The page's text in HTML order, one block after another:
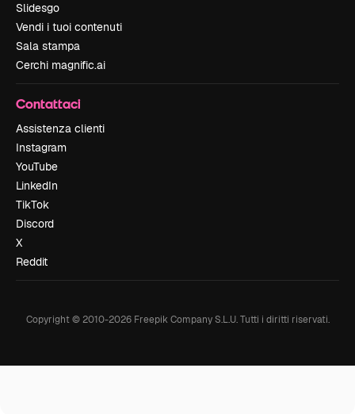
Slidesgo
Vendi i tuoi contenuti
Sala stampa
Cerchi magnific.ai
Contattaci
Assistenza clienti
Instagram
YouTube
LinkedIn
TikTok
Discord
X
Reddit
Copyright © 2010-2026Freepik Company S.L.U. Tutti i diritti riservati.